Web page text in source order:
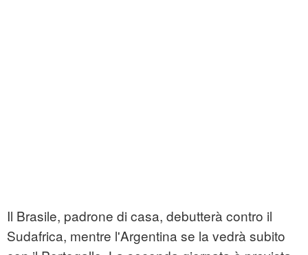
Il Brasile, padrone di casa, debutterà contro il
Sudafrica, mentre l'Argentina se la vedrà subito